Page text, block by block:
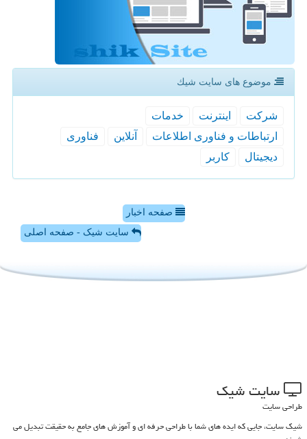
موضوع های سایت شیك
شركت اینترنت
خدمات
ارتباطات و فناوری اطلاعات
آنلاین
فناوری
دیجیتال
كاربر
صفحه اخبار
سایت شیک - صفحه اصلی
سایت شیك
طراحی سایت
شیک سایت، جایی که ایده های شما با طراحی حرفه ای و آموزش های جامع به حقیقت تبدیل می